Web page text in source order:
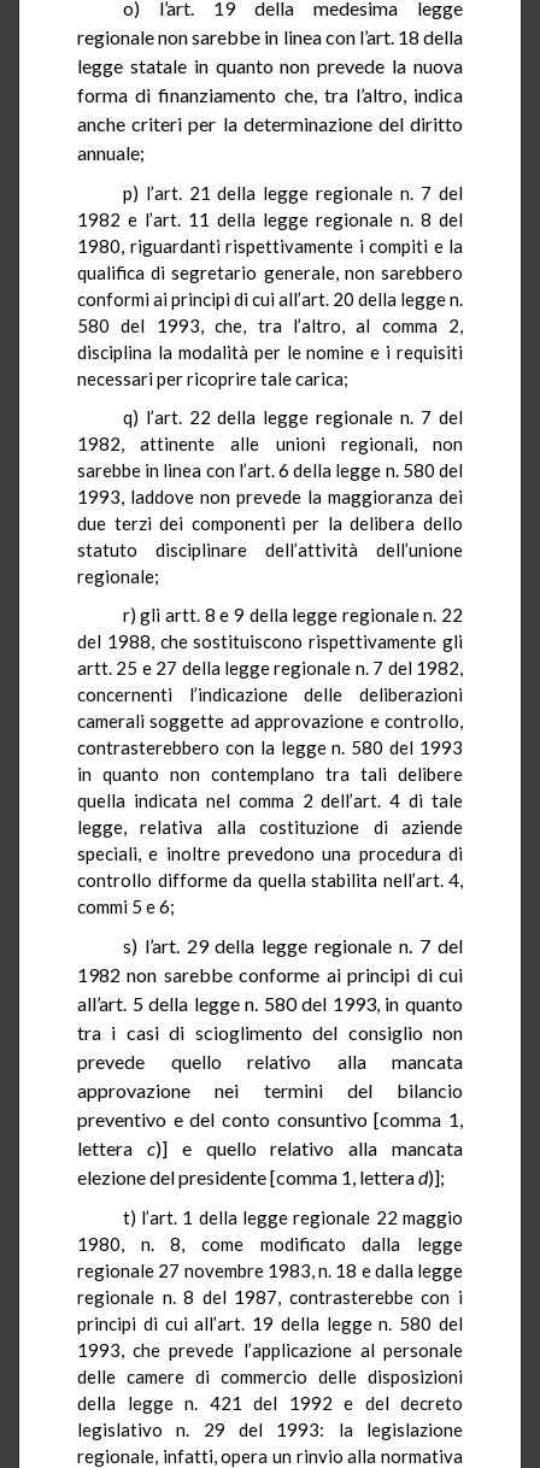
o) l’art. 19della medesima legge
regionale non sarebbe in linea con l’art. 18 della
legge statale in quanto non prevede la nuova
forma di finanziamento che, tra l’altro, indica
anche criteri per la determinazione del diritto
annuale;
p) l’art. 21 della legge regionale n. 7 del
1982 e l’art. 11 della legge regionale n. 8 del
1980, riguardanti rispettivamente i compiti e la
qualifica di segretario generale, non sarebbero
conformi ai principi di cui all’art. 20 della legge n.
580 del 1993, che, tra l’altro, al comma 2,
disciplina la modalità per le nomine e i requisiti
necessari per ricoprire tale carica;
q) l’art. 22 della legge regionale n. 7 del
1982, attinente alle unioni regionali, non
sarebbe in linea con l’art. 6 della legge n. 580 del
1993, laddove non prevede la maggioranza dei
due terzi dei componenti per la delibera dello
statuto disciplinare dell’attività dell’unione
regionale;
r) gli artt. 8 e 9 della legge regionale n. 22
del 1988, che sostituiscono rispettivamente gli
artt. 25 e 27 della legge regionale n. 7 del 1982,
concernenti l’indicazione delle deliberazioni
camerali soggette ad approvazione e controllo,
contrasterebbero con la legge n. 580 del 1993
in quanto non contemplano tra tali delibere
quella indicata nel comma 2 dell’art. 4 di tale
legge, relativa alla costituzione di aziende
speciali, e inoltre prevedono una procedura di
controllo difforme da quella stabilita nell’art. 4,
commi 5 e 6;
s) l’art. 29della legge regionale n. 7 del
1982 non sarebbe conforme ai principi di cui
all’art. 5 della legge n. 580 del 1993, in quanto
tra i casi di scioglimento del consiglio non
prevede quello relativo alla mancata
approvazione nei termini del bilancio
preventivo e del conto consuntivo [comma 1,
lettera c)] e quello relativo alla mancata
elezione del presidente [comma 1, letterad)];
t) l’art. 1 della legge regionale 22 maggio
1980, n. 8, come modificato dalla legge
regionale 27 novembre 1983, n. 18 e dalla legge
regionale n. 8 del 1987, contrasterebbe con i
principi di cui all’art. 19 della legge n. 580 del
1993, che prevede l’applicazione al personale
delle camere di commercio delle disposizioni
della legge n. 421 del 1992 e del decreto
legislativo n. 29 del 1993: la legislazione
regionale, infatti, opera un rinvio alla normativa